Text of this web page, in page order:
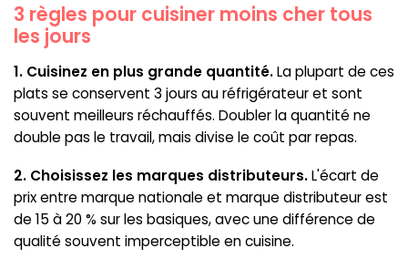
3 règles pour cuisiner moins cher tous
les jours
1. Cuisinez en plus grande quantité.La plupart de ces
plats se conservent 3 jours au réfrigérateur et sont
souvent meilleurs réchauffés. Doubler la quantité ne
double pas le travail, mais divise le coût par repas.
2. Choisissez les marques distributeurs.L'écart de
prix entre marque nationale et marque distributeur est
de 15 à 20 % sur les basiques, avec une différence de
qualité souvent imperceptible en cuisine.